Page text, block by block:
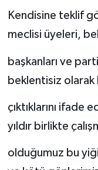
Kendisine teklif
meclisi üyeleri,
başkanları ve
beklentisiz olarak
çıktıklarını ifade
yıldır birlikte
olduğumuz bu